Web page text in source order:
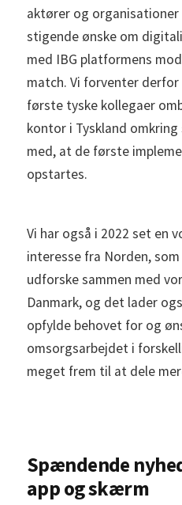
aktører og organisationer
stigende ønske om
med IBG platformens
match. Vi forventer
første tyske kollegaer
kontor i Tyskland
med, at de første
opstartes.
Vi har også i 2022 set en
interesse fra Norden,
udforske sammen med
Danmark, og det lader
opfylde behovet for og
omsorgsarbejdet i
meget frem til at dele
Spændende
app og skærm